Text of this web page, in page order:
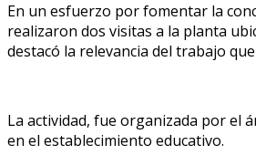
En un esfuerzo por fomentar la
realizaron dos visitas a la planta
destacó la relevancia del trabajo
La actividad, fue organizada por el
en el establecimiento educativo.